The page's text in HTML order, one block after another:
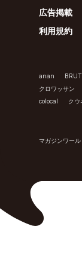
広告掲載
利用規約
anan
クロワッサン
colocal
クウ
マガジンワール